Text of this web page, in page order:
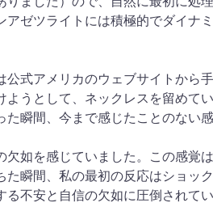
ゼツライトには積極的でダイナ
式アメリカのウェブサイトから
うとして、ネックレスを留めて
瞬間、今まで感じたことのない感
如を感じていました。この感覚
瞬間、私の最初の反応はショッ
不安と自信の欠如に圧倒されて